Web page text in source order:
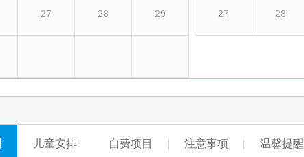
27 28 29 27 28
儿童安排 自费项目 注意事项 温馨提醒